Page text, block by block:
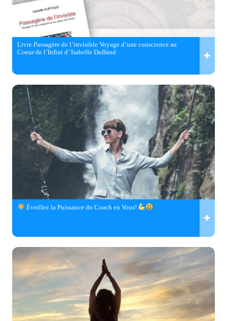
Livre Passagère de l’invisible Voyage d’une conscience au
Coeur de l’Infini d’ Isabelle Duffaud
Éveillez la Puissance du Coach en Vous!